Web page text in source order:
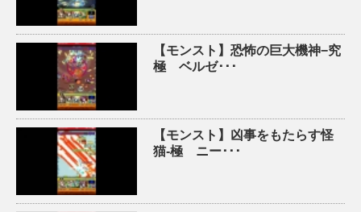
【モンスト】恐怖の巨大機神−究
極 ベルゼ･･･
【モンスト】凶事をもたらす怪
猫-極 ニー･･･